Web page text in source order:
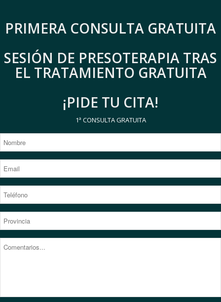
PRIMERA CONSULTA GRATUITA
SESIÓN DE PRESOTERAPIA TRAS
EL TRATAMIENTO GRATUITA
¡PIDE TU CITA!
1ª CONSULTA GRATUITA